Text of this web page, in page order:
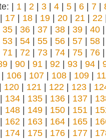
| 1 | 2 | 3 | 4 | 5 | 6 | 7 |
17| 18| 19| 20| 21 | 22
35| 36| 37| 38| 39| 40
53| 54| 55| 56| 57| 58
71 | 72 | 73| 74| 75| 76
| 90| 91 | 92 | 93| 94|
| 106 | 107 | 108 | 109 |
120| 121 | 122 | 123|
134| 135| 136| 137|
148| 149| 150| 151 |
| 162 | 163| 164| 165|
174| 175| 176| 177|